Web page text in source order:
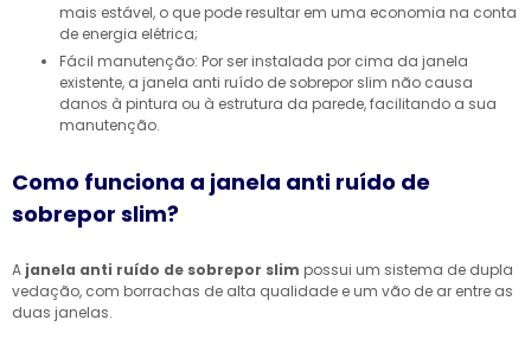
mais estável, o que pode resultar em uma economia na conta
de energia elétrica;
Fácil manutenção: Por ser instalada por cima da janela
existente, a janela anti ruído de sobrepor slim não causa
danos à pintura ou à estrutura da parede, facilitando a sua
manutenção.
Como funciona a janela anti ruído de
sobrepor slim?
A janela anti ruído de sobrepor slim possui um sistema de dupla
vedação, com borrachas de alta qualidade e um vão de ar entre as
duas janelas.